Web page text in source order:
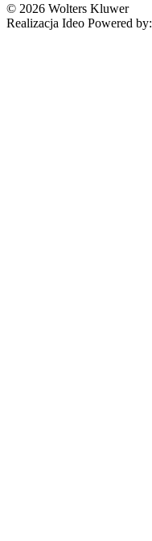
© 2026 Wolters Kluwer
Realizacja Ideo Powered by: